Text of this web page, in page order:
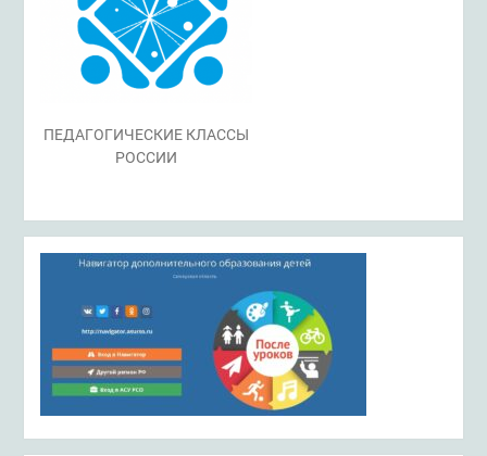
ПЕДАГОГИЧЕСКИЕ КЛАССЫ
РОССИИ